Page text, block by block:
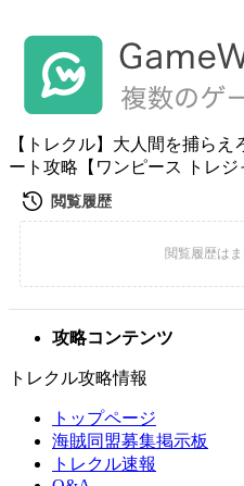
【トレクル】大人間を捕ら
ート攻略【ワンピース トレジ
攻略コンテンツ
トレクル攻略情報
トップページ
海賊同盟募集掲示板
トレクル速報